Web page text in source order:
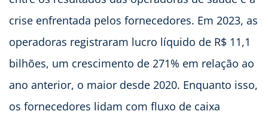
crise enfrentada pelos fornecedores. Em 2023, as
operadoras registraram lucro líquido de R$ 11,1
bilhões, um crescimento de 271% em relação ao
ano anterior, o maior desde 2020. Enquanto isso,
os fornecedores lidam com fluxo de caixa